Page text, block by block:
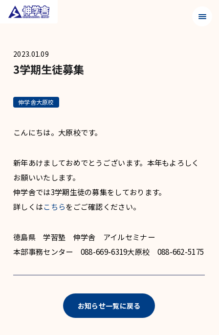
メニ
2023.01.09
3学期生徒募集
伸学舎大原校
こんにちは。大原校です。
新年あけましておめでとうございます。本年もよろしく
お願いいたします。
伸学舎では3学期生徒の募集をしております。
詳しくはこちらをごご確認ください。
徳島県 学習塾 伸学舎 アイルセミナー
本部事務センター 088-669-6319大原校 088-662-5175
お知らせ一覧に戻る